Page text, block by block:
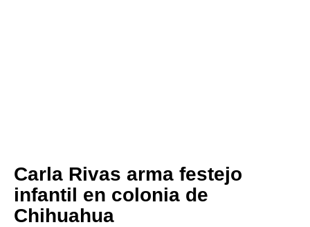
Carla Rivas arma festejo
infantil en colonia de
Chihuahua